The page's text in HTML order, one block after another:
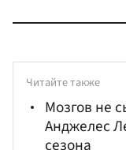
Читайте также
Мозгов не
Анджелес
сезона